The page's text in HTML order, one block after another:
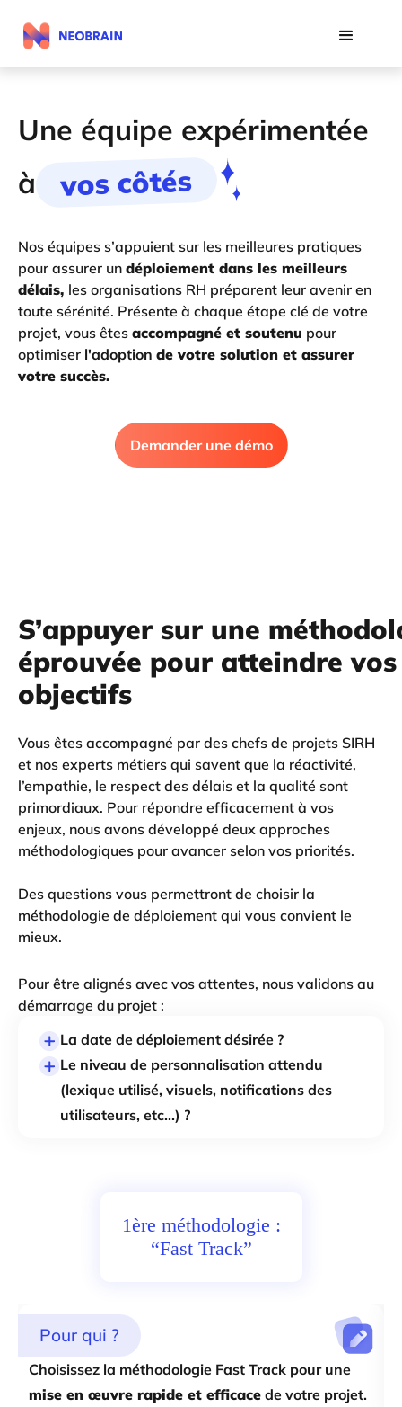
Une équipe expérimentée
à
vos côtés
Nos équipes s’appuient sur les meilleures pratiques
pour assurer un déploiement dans les meilleurs
délais, les organisations RH préparent leur avenir en
toute sérénité. Présente à chaque étape clé de votre
projet, vous êtes accompagné et soutenu pour
optimiser l'adoption de votre solution et assurer
votre succès.
Demander une démo
S’appuyer sur une
éprouvée pour atteindre vos
objectifs
Vous êtes accompagné par des chefs de projets SIRH
et nos experts métiers qui savent que la réactivité,
l’empathie, le respect des délais et la qualité sont
primordiaux. Pour répondre efficacement à vos
enjeux, nous avons développé deux approches
méthodologiques pour avancer selon vos priorités.
Des questions vous permettront de choisir la
méthodologie de déploiement qui vous convient le
mieux.
Pour être alignés avec vos attentes, nous validons au
démarrage du projet :
La date de déploiement désirée ?
Le niveau de personnalisation attendu
(lexique utilisé, visuels, notifications des
utilisateurs, etc...) ?
1ère méthodologie :
“Fast Track”
Pour qui ?
Choisissez la méthodologie Fast Track pour une
mise en œuvre rapide et efficace de votre projet.